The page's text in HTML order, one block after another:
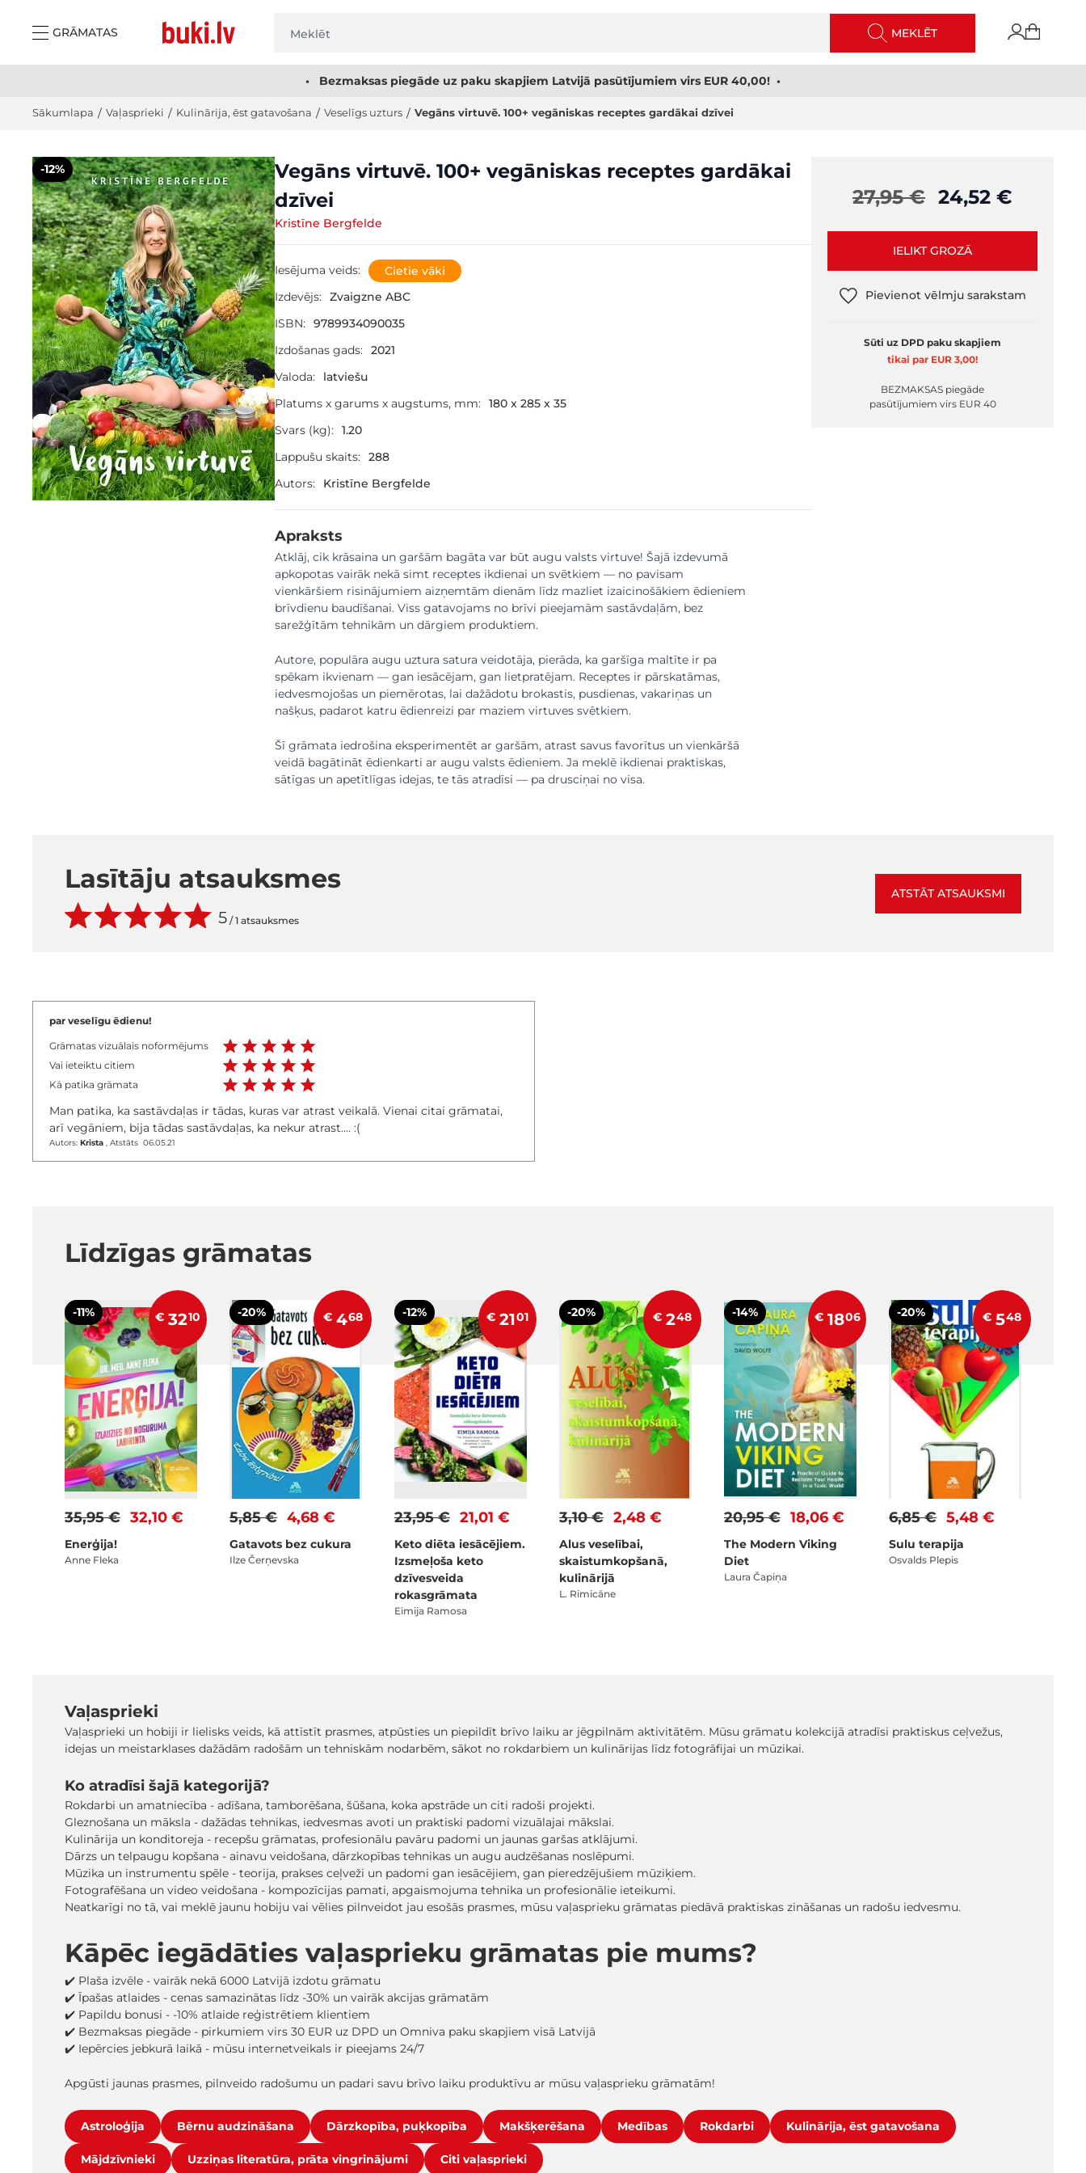
GRĀMATAS
MEKLĒT
• Bezmaksas piegāde uz paku skapjiem Latvijā pasūtījumiem virs EUR 40,00! •
Sākumlapa / Vaļasprieki / Kulinārija, ēst gatavošana / Veselīgs uzturs / Vegāns virtuvē. 100+ vegāniskas receptes gardākai dzīvei
-12%
Main image
Click to view image in fullscreen
Vegāns virtuvē. 100+ vegāniskas receptes gardākai
dzīvei
Kristīne Bergfelde
Iesējuma veids:
Cietie vāki
Izdevējs:
Zvaigzne ABC
ISBN:
9789934090035
Izdošanas gads:
2021
Valoda:
latviešu
Platums x garums x augstums, mm:
180 x 285 x 35
Svars (kg):
1.20
Lappušu skaits:
288
Autors:
Kristīne Bergfelde
Apraksts
Atklāj, cik krāsaina un garšām bagāta var būt augu valsts virtuve! Šajā izdevumā
apkopotas vairāk nekā simt receptes ikdienai un svētkiem — no pavisam
vienkāršiem risinājumiem aizņemtām dienām līdz mazliet izaicinošākiem ēdieniem
brīvdienu baudīšanai. Viss gatavojams no brīvi pieejamām sastāvdaļām, bez
sarežģītām tehnikām un dārgiem produktiem.
Autore, populāra augu uztura satura veidotāja, pierāda, ka garšīga maltīte ir pa
spēkam ikvienam — gan iesācējam, gan lietpratējam. Receptes ir pārskatāmas,
iedvesmojošas un piemērotas, lai dažādotu brokastis, pusdienas, vakariņas un
našķus, padarot katru ēdienreizi par maziem virtuves svētkiem.
Šī grāmata iedrošina eksperimentēt ar garšām, atrast savus favorītus un vienkāršā
veidā bagātināt ēdienkarti ar augu valsts ēdieniem. Ja meklē ikdienai praktiskas,
sātīgas un apetītlīgas idejas, te tās atradīsi — pa drusciņai no visa.
27,95 € 24,52 €
IELIKT GROZĀ
Pievienot vēlmju sarakstam
Sūti uz DPD paku skapjiem
tikai par EUR 3,00!
BEZMAKSAS piegāde
pasūtījumiem virs EUR 40
Lasītāju atsauksmes
5 /1 atsauksmes
ATSTĀT ATSAUKSMI
par veselīgu ēdienu!
Grāmatas vizuālais noformējums
Vai ieteiktu citiem
Kā patika grāmata
Man patika, ka sastāvdaļas ir tādas, kuras var atrast veikalā. Vienai citai grāmatai,
arī vegāniem, bija tādas sastāvdaļas, ka nekur atrast.... :(
Autors: Krista , Atstāts 2021. gada 6. maijs
06.05.21
Līdzīgas grāmatas
-11% € 3210
32,10 €
35,95 €
Enerģija!
Anne Fleka
-20% € 468
4,68 €
5,85 €
Gatavots bez cukura
Ilze Čerņevska
-12% € 2101
21,01 €
23,95 €
Keto diēta iesācējiem.
Izsmeļoša keto
dzīvesveida
rokasgrāmata
Eimija Ramosa
-20% € 248
2,48 €
3,10 €
Alus veselībai,
skaistumkopšanā,
kulinārijā
L. Rimicāne
-14% € 1806
18,06 €
20,95 €
The Modern Viking
Diet
Laura Čapiņa
-20% € 548
5,48 €
6,85 €
Sulu terapija
Osvalds Plepis
Vaļasprieki
Vaļasprieki un hobiji ir lielisks veids, kā attīstīt prasmes, atpūsties un piepildīt brīvo laiku ar jēgpilnām aktivitātēm. Mūsu grāmatu kolekcijā atradīsi praktiskus ceļvežus,
idejas un meistarklases dažādām radošām un tehniskām nodarbēm, sākot no rokdarbiem un kulinārijas līdz fotogrāfijai un mūzikai.
Ko atradīsi šajā kategorijā?
Rokdarbi un amatniecība - adīšana, tamborēšana, šūšana, koka apstrāde un citi radoši projekti.
Gleznošana un māksla - dažādas tehnikas, iedvesmas avoti un praktiski padomi vizuālajai mākslai.
Kulinārija un konditoreja - recepšu grāmatas, profesionālu pavāru padomi un jaunas garšas atklājumi.
Dārzs un telpaugu kopšana - ainavu veidošana, dārzkopības tehnikas un augu audzēšanas noslēpumi.
Mūzika un instrumentu spēle - teorija, prakses ceļveži un padomi gan iesācējiem, gan pieredzējušiem mūziķiem.
Fotografēšana un video veidošana - kompozīcijas pamati, apgaismojuma tehnika un profesionālie ieteikumi.
Neatkarīgi no tā, vai meklē jaunu hobiju vai vēlies pilnveidot jau esošās prasmes, mūsu vaļasprieku grāmatas piedāvā praktiskas zināšanas un radošu iedvesmu.
Kāpēc iegādāties vaļasprieku grāmatas pie mums?
✔️ Plaša izvēle - vairāk nekā 6000 Latvijā izdotu grāmatu
✔️ Īpašas atlaides - cenas samazinātas līdz -30% un vairāk akcijas grāmatām
✔️ Papildu bonusi - -10% atlaide reģistrētiem klientiem
✔️ Bezmaksas piegāde - pirkumiem virs 30 EUR uz DPD un Omniva paku skapjiem visā Latvijā
✔️ Iepērcies jebkurā laikā - mūsu internetveikals ir pieejams 24/7
Apgūsti jaunas prasmes, pilnveido radošumu un padari savu brīvo laiku produktīvu ar mūsu vaļasprieku grāmatām!
Astroloģija Bērnu audzināšana Dārzkopība, puķkopība Makšķerēšana Medības Rokdarbi Kulinārija, ēst gatavošana
Mājdzīvnieki Uzziņas literatūra, prāta vingrinājumi Citi vaļasprieki